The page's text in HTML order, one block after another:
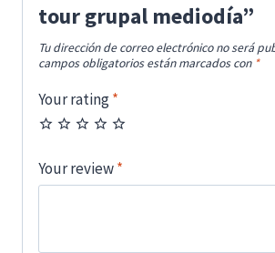
tour grupal mediodía”
Tu dirección de correo electrónico no será
campos obligatorios están marcados con *
Your rating*
Your review*